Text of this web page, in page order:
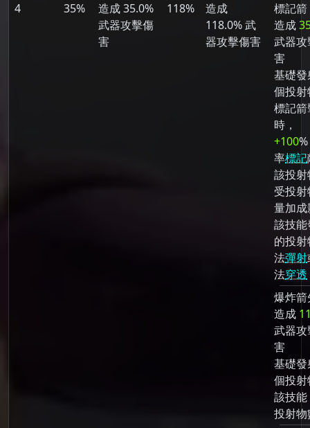
4
35%
造成 35.0%
武器攻擊傷
害
118%
造成
118.0% 武
器攻擊傷害
標記箭
造成
武器
害
基礎發
個投射
標記
時，
+100
率標記
該投
受投
量加
該技
的投
法彈射
法穿透
爆炸
造成
武器
害
基礎
個投射
該技能
投射